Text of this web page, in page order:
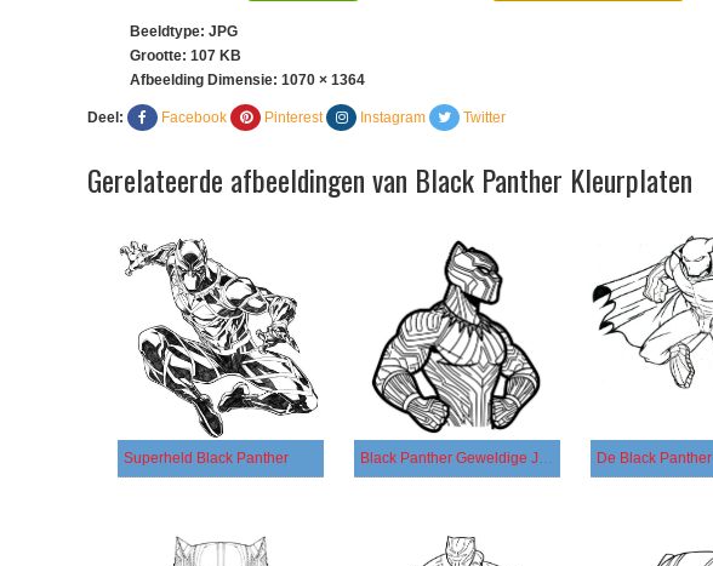
Beeldtype: JPG
Grootte: 107 KB
Afbeelding Dimensie: 1070 × 1364
Deel: Facebook Pinterest Instagram Twitter
Gerelateerde afbeeldingen van Black Panther Kleurplaten
Superheld Black Panther Black Panther Geweldige JPG De Black Panther